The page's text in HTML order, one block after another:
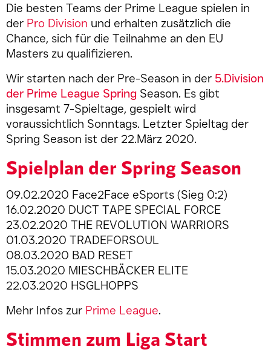
Die besten Teams der Prime League spielen in
der Pro Division und erhalten zusätzlich die
Chance, sich für die Teilnahme an den EU
Masters zu qualifizieren.
Wir starten nach der Pre-Season in der 5.Division
der Prime League Spring Season. Es gibt
insgesamt 7-Spieltage, gespielt wird
voraussichtlich Sonntags. Letzter Spieltag der
Spring Season ist der 22.März 2020.
Spielplan der Spring Season
09.02.2020 Face2Face eSports (Sieg 0:2)
16.02.2020 DUCT TAPE SPECIAL FORCE
23.02.2020 THE REVOLUTION WARRIORS
01.03.2020 TRADEFORSOUL
08.03.2020 BAD RESET
15.03.2020 MIESCHBÄCKER ELITE
22.03.2020 HSGLHOPPS
Mehr Infos zur Prime League.
Stimmen zum Liga Start